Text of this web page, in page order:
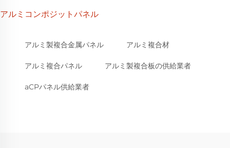
アルミコンポジットパネル
アルミ製複合金属パネル アルミ複合材
アルミ複合パネル アルミ製複合板の供給業者
aCPパネル供給業者